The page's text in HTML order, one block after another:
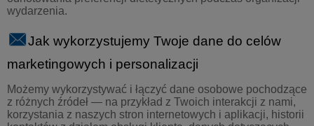
wydarzenia.
Jak wykorzystujemy Twoje dane do celów
marketingowych i personalizacji
Możemy wykorzystywać i łączyć dane osobowe pochodzące
z różnych źródeł — na przykład z Twoich interakcji z nami,
korzystania z naszych stron internetowych i aplikacji, historii